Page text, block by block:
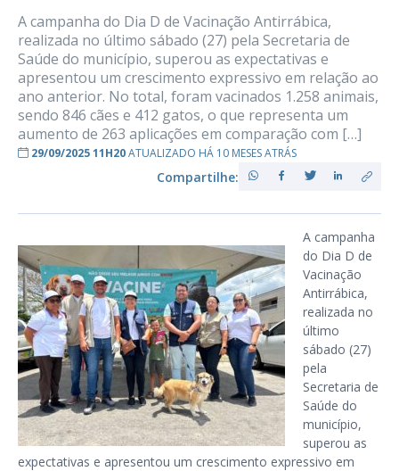
A campanha do Dia D de Vacinação Antirrábica,
realizada no último sábado (27) pela Secretaria de
Saúde do município, superou as expectativas e
apresentou um crescimento expressivo em relação ao
ano anterior. No total, foram vacinados 1.258 animais,
sendo 846 cães e 412 gatos, o que representa um
aumento de 263 aplicações em comparação com […]
29/09/2025 11H20ATUALIZADO HÁ 10 MESES ATRÁS
Compartilhe:
A campanha
do Dia D de
Vacinação
Antirrábica,
realizada no
último
sábado (27)
pela
Secretaria de
Saúde do
município,
superou as
expectativas e apresentou um crescimento expressivo em